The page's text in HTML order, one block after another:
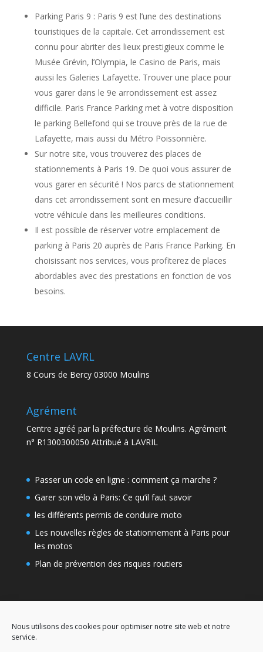
Nous utilisons des cookies pour optimiser notre site web et notre
service.
Parking Paris 9 : Paris 9 est l’une des destinations
touristiques de la capitale. Cet arrondissement est
connu pour abriter des lieux prestigieux comme le
Musée Grévin, l’Olympia, le Casino de Paris, mais
aussi les Galeries Lafayette. Trouver une place pour
vous garer dans le 9e arrondissement est assez
difficile. Paris France Parking met à votre disposition
le parking Bellefond qui se trouve près de la rue de
Lafayette, mais aussi du Métro Poissonnière.
Sur notre site, vous trouverez des places de
stationnements à Paris 19. De quoi vous assurer de
vous garer en sécurité ! Nos parcs de stationnement
dans cet arrondissement sont en mesure d’accueillir
votre véhicule dans les meilleures conditions.
Il est possible de réserver votre emplacement de
parking à Paris 20 auprès de Paris France Parking. En
choisissant nos services, vous profiterez de places
abordables avec des prestations en fonction de vos
besoins.
Centre LAVRL
8 Cours de Bercy 03000 Moulins
Agrément
Centre agréé par la préfecture de Moulins. Agrément
n° R1300300050 Attribué à LAVRIL
Passer un code en ligne : comment ça marche ?
Garer son vélo à Paris: Ce qu’il faut savoir
les différents permis de conduire moto
Les nouvelles règles de stationnement à Paris pour
les motos
Plan de prévention des risques routiers